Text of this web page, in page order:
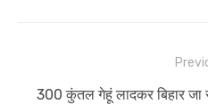
navigation
Previous
300 कुंतल गेहूं लादकर बिहार जा